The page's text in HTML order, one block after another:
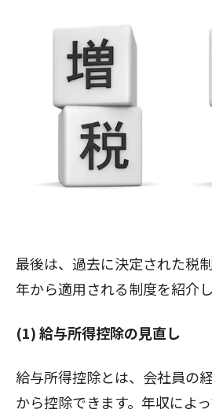
最後は、過去に決定された税
年から適用される制度を紹介し
(1) 給与所得控除の見直し
給与所得控除とは、会社員の
から控除できます。年収によ